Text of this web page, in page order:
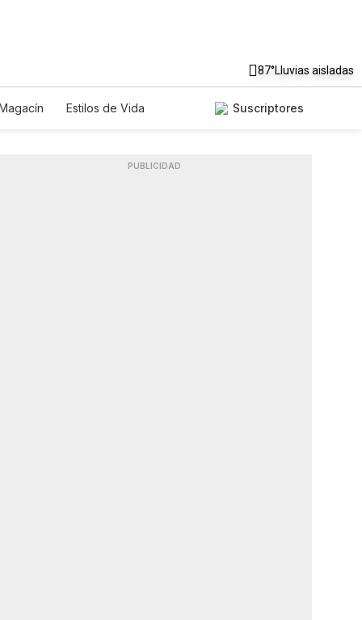
87°Lluvias aisladas
Estilos de Vida
Suscriptores
PUBLICIDAD